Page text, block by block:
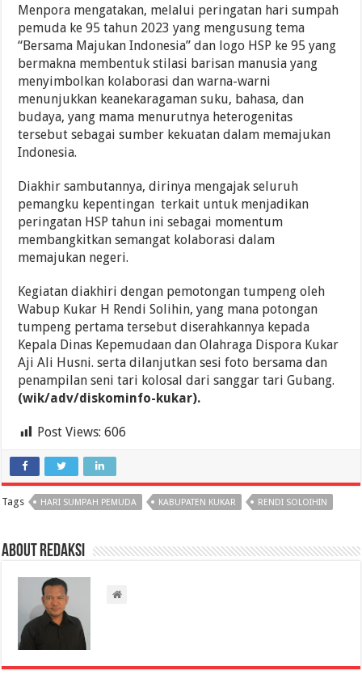
Menpora mengatakan, melalui peringatan hari sumpah
pemuda ke 95 tahun 2023 yang mengusung tema
“Bersama Majukan Indonesia” dan logo HSP ke 95 yang
bermakna membentuk stilasi barisan manusia yang
menyimbolkan kolaborasi dan warna-warni
menunjukkan keanekaragaman suku, bahasa, dan
budaya, yang mama menurutnya heterogenitas
tersebut sebagai sumber kekuatan dalam memajukan
Indonesia.
Diakhir sambutannya, dirinya mengajak seluruh
pemangku kepentingan terkait untuk menjadikan
peringatan HSP tahun ini sebagai momentum
membangkitkan semangat kolaborasi dalam
memajukan negeri.
Kegiatan diakhiri dengan pemotongan tumpeng oleh
Wabup Kukar H Rendi Solihin, yang mana potongan
tumpeng pertama tersebut diserahkannya kepada
Kepala Dinas Kepemudaan dan Olahraga Dispora Kukar
Aji Ali Husni. serta dilanjutkan sesi foto bersama dan
penampilan seni tari kolosal dari sanggar tari Gubang.
(wik/adv/diskominfo-kukar).
Post Views: 606
Tags HARI SUMPAH PEMUDA KABUPATEN KUKAR RENDI SOLOIHIN
About Redaksi